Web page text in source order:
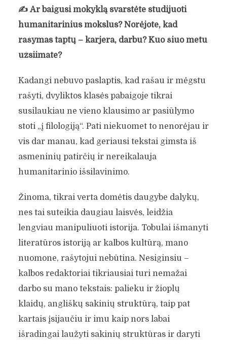
✍️ Ar baigusi mokyklą svarstėte studijuoti
humanitarinius mokslus? Norėjote, kad
rašymas taptų – karjera, darbu? Kuo šiuo metu
užsiimate?
Kadangi nebuvo paslaptis, kad rašau ir mėgstu
rašyti, dvyliktos klasės pabaigoje tikrai
susilaukiau ne vieno klausimo ar pasiūlymo
stoti „į filologiją“. Pati niekuomet to nenorėjau ir
vis dar manau, kad geriausi tekstai gimsta iš
asmeninių patirčių ir nereikalauja
humanitarinio išsilavinimo.
Žinoma, tikrai verta domėtis daugybe dalykų,
nes tai suteikia daugiau laisvės, leidžia
lengviau manipuliuoti istorija. Tobulai išmanyti
literatūros istoriją ar kalbos kultūrą, mano
nuomone, rašytojui nebūtina. Nesiginsiu –
kalbos redaktoriai tikriausiai turi nemažai
darbo su mano tekstais: palieku ir žioplų
klaidų, angliškų sakinių struktūrą, taip pat
kartais įsijaučiu ir imu kaip nors labai
išradingai laužyti sakinių struktūras ir daryti